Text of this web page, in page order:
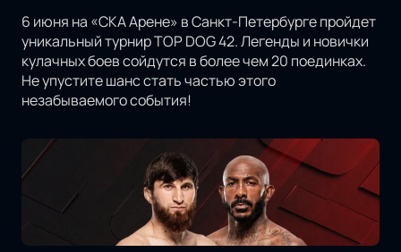
6 июня на «СКА Арене» в Санкт-Петербурге пройдет
уникальный турнир TOP DOG 42. Легенды и новички
кулачных боев сойдутся в более чем 20 поединках.
Не упустите шанс стать частью этого
незабываемого события!